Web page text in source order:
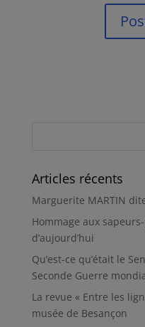
Articles récents
Marguerite MARTIN
Hommage aux
d’aujourd’hui
Qu’est-ce qu’était le
Seconde Guerre
La revue « Entre les
musée de Besançon